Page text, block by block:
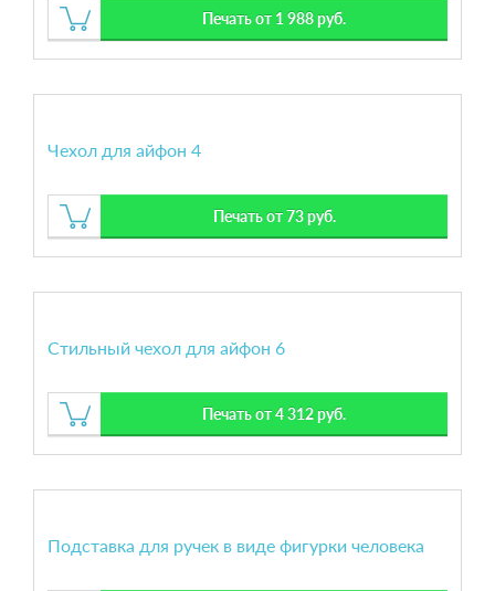
Печать от 1 988 руб.
Чехол для айфон 4
Печать от 73 руб.
Стильный чехол для айфон 6
Печать от 4 312 руб.
Подставка для ручек в виде фигурки человека